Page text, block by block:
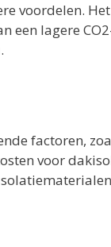
voordelen.
een lagere
factoren,
voor